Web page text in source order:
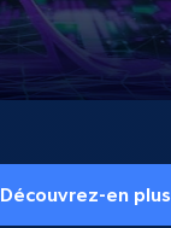
Découvrez-en plus